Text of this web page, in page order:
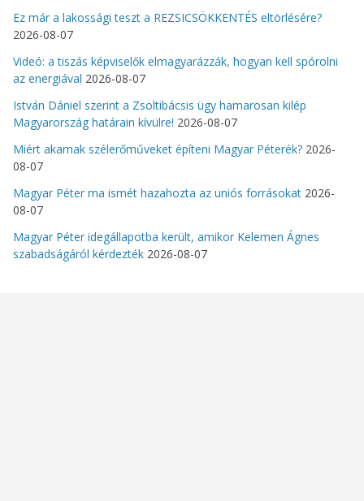
Ez már a lakossági teszt a REZSICSÖKKENTÉS eltörlésére?
2026-08-07
Videó: a tiszás képviselők elmagyarázzák, hogyan kell spórolni
az energiával 2026-08-07
István Dániel szerint a Zsoltibácsis ügy hamarosan kilép
Magyarország határain kívülre! 2026-08-07
Miért akarnak szélerőműveket építeni Magyar Péterék? 2026-
08-07
Magyar Péter ma ismét hazahozta az uniós forrásokat 2026-
08-07
Magyar Péter idegállapotba került, amikor Kelemen Ágnes
szabadságáról kérdezték 2026-08-07